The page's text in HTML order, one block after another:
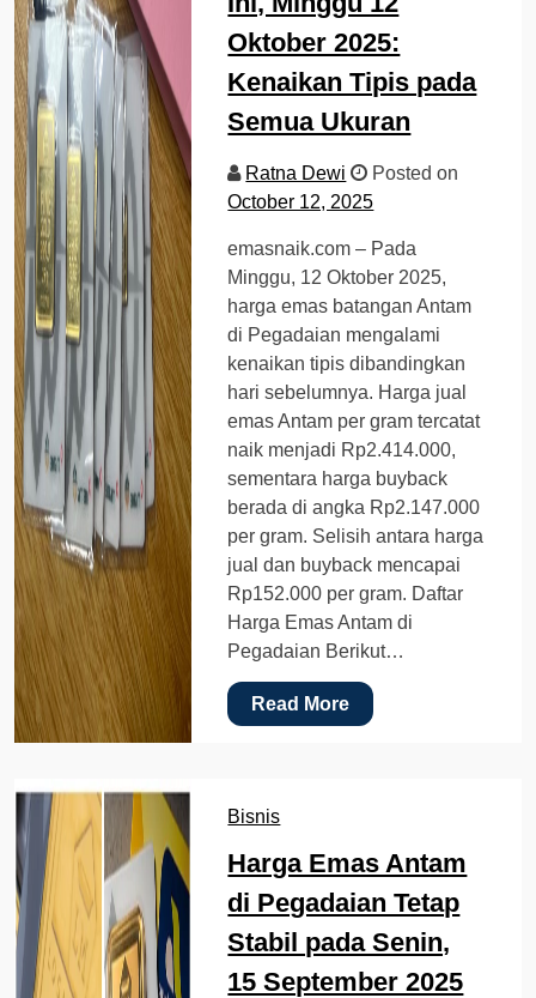
Oktober 2025:
Kenaikan Tipis pada
Semua Ukuran
Ratna Dewi
Posted on
October 12, 2025
emasnaik.com – Pada
Minggu, 12 Oktober 2025,
harga emas batangan Antam
di Pegadaian mengalami
kenaikan tipis dibandingkan
hari sebelumnya. Harga jual
emas Antam per gram tercatat
naik menjadi Rp2.414.000,
sementara harga buyback
berada di angka Rp2.147.000
per gram. Selisih antara harga
jual dan buyback mencapai
Rp152.000 per gram. Daftar
Harga Emas Antam di
Pegadaian Berikut…
Read More
Bisnis
Harga Emas Antam
di Pegadaian Tetap
Stabil pada Senin,
15 September 2025